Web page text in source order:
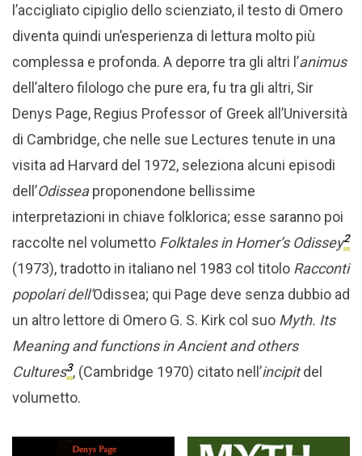
l’accigliato cipiglio dello scienziato, il testo di Omero
diventa quindi un’esperienza di lettura molto più
complessa e profonda. A deporre tra gli altri l’animus
dell’altero filologo che pure era, fu tra gli altri, Sir
Denys Page, Regius Professor of Greek all’Università
di Cambridge, che nelle sue Lectures tenute in una
visita ad Harvard del 1972, seleziona alcuni episodi
dell’Odisseaproponendone bellissime
interpretazioni in chiave folklorica; esse saranno poi
raccolte nel volumetto Folktales in Homer’s Odissey2
(1973), tradotto in italiano nel 1983 col titolo Racconti
popolari dell’Odissea; qui Page deve senza dubbio ad
un altro lettore di Omero G. S. Kirk col suo Myth. Its
Meaning and functions in Ancient and others
Cultures3, (Cambridge 1970) citato nell’incipitdel
volumetto.